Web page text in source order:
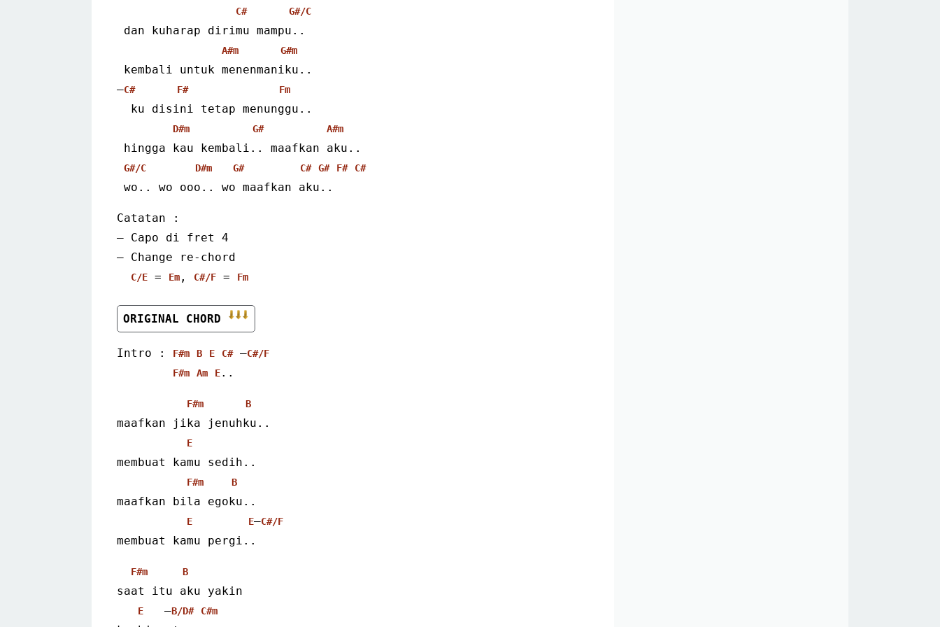
C# G#/C
dan kuharap dirimu mampu..
A#m G#m
kembali untuk menenmaniku..
–C# F# Fm
  ku disini tetap menunggu..
D#m G# A#m
hingga kau kembali.. maafkan aku..
G#/C D#m G# C# G# F# C#
wo.. wo ooo.. wo maafkan aku..
Catatan :
– Capo di fret 4
– Change re-chord
C/E = Em , C#/F = Fm
ORIGINAL CHORD
Intro : F#m B E C# –C#/F
F#m
Am E..
F#m B
maafkan jika jenuhku..
E
membuat kamu sedih..
F#m B
maafkan bila egoku..
E E–C#/F
membuat kamu pergi..
F#m B
saat itu aku yakin
E
   –
B/D# C#m